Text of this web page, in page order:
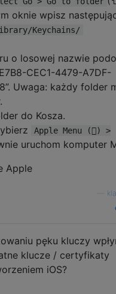
oknie wpisz
Keychains/
o losowej nazwie
CEC1-4479-A7DF-
Uwaga: każdy folder
do Kosza.
Apple Menu () >
uruchom komputer
Apple
pęku kluczy
klucze / certyfikaty
iOS?